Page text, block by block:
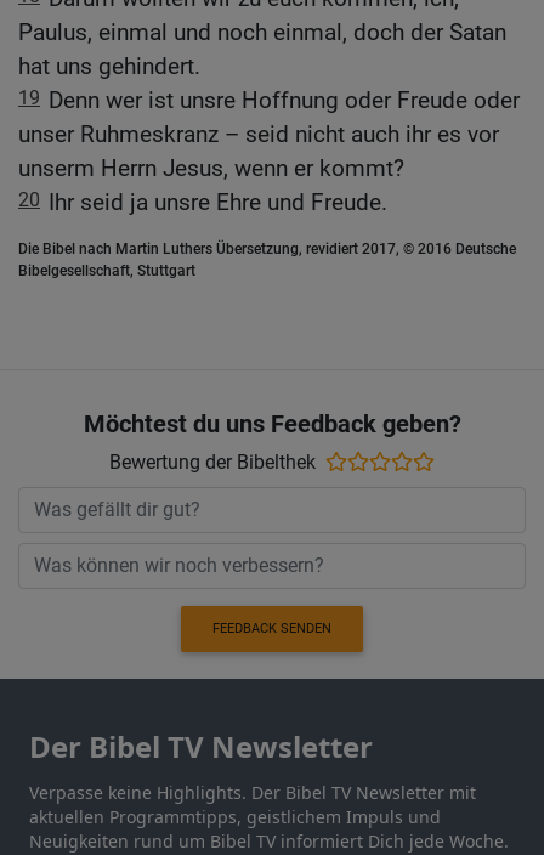
Paulus, einmal und noch einmal, doch der Satan
hat uns gehindert.
19 Denn wer ist unsre Hoffnung oder Freude oder
unser Ruhmeskranz – seid nicht auch ihr es vor
unserm Herrn Jesus, wenn er kommt?
20 Ihr seid ja unsre Ehre und Freude.
Die Bibel nach Martin Luthers Übersetzung, revidiert 2017, © 2016 Deutsche
Bibelgesellschaft, Stuttgart
Möchtest du uns Feedback geben?
Bewertung der Bibelthek
FEEDBACK SENDEN
Der Bibel TV Newsletter
Verpasse keine Highlights. Der Bibel TV Newsletter mit
aktuellen Programmtipps, geistlichem Impuls und
Neuigkeiten rund um Bibel TV informiert Dich jede Woche.